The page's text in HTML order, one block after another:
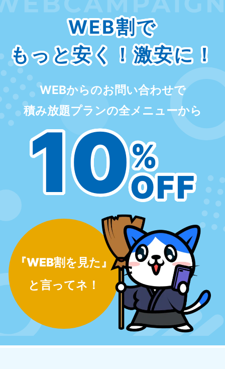
WEB割で
もっと安く！激安に！
WEBからのお問い合わせで
積み放題プランの全メニューから
10%
OFF
『WEB割を見た』
と言ってネ！